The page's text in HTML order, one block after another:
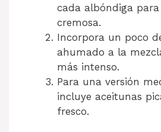
cada albóndiga
cremosa.
Incorpora un poco
ahumado a la
más intenso.
Para una versión
incluye aceitunas
fresco.